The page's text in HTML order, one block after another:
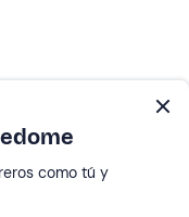
como tú y